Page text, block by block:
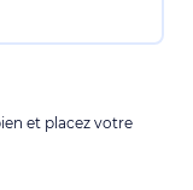
et placez votre